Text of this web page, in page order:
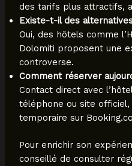
des tarifs plus attractifs,
Existe-t-il des
Oui, des hôtels comme
Dolomiti proposent une
controverse.
Comment réserver
Contact direct avec
téléphone ou site officiel,
temporaire sur
Pour enrichir son
conseillé de consulter